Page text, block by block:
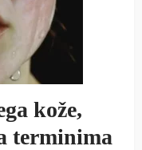
kože,
terminima